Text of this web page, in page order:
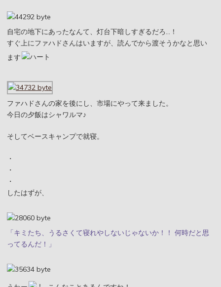
自宅の地下にあったなんて、灯台下暗しすぎるだろ…！
すぐ上にファハドさんはいますが、読んでから渡そうかなと思い
ます
ファハドさんの家を後にし、市場にやって来ました。
今日の夕飯はシャワルマ♪
そしてベースキャンプで就寝。
・
・
・
したはずが、
「キミたち、うるさくて寝れやしないじゃないか！！ 何時だと思
ってるんだ！」